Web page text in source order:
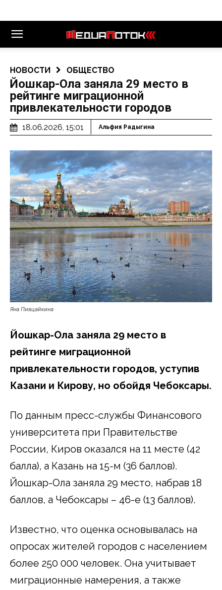
НОВОСТИ ОБЩЕСТВО
Йошкар-Ола заняла 29 место в
рейтинге миграционной
привлекательности городов
18.06.2026, 15:01 Альфия Радыгина
Яна Пивцайкина
Йошкар-Ола заняла 29 место в
рейтинге миграционной
привлекательности городов, уступив
Казани и Кирову, но обойдя Чебоксары.
По данным пресс-службы Финансового
университета при Правительстве
России, Киров оказался на 11 месте (42
балла), а Казань на 15-м (36 баллов).
Йошкар-Ола заняла 29 место, набрав 18
баллов, а Чебоксары – 46-е (13 баллов).
Известно, что оценка основывалась на
опросах жителей городов с населением
более 250 000 человек. Она учитывает
миграционные намерения, а также